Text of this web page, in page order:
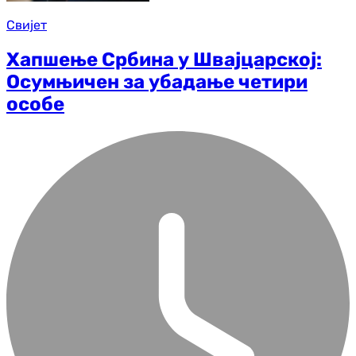
Свијет
Хапшење Србина у Швајцарској:
Осумњичен за убадање четири
особе